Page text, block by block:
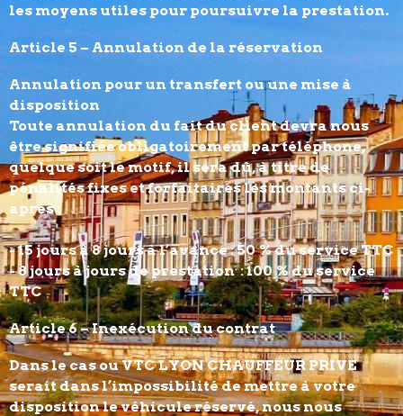
les moyens utiles pour poursuivre la prestation.
Article 5 – Annulation de la réservation
Annulation pour un transfert ou une mise à
disposition
Toute annulation du fait du client devra nous
être signifiée obligatoirement par téléphone,
quelque soit le motif, il sera dû, à titre de
pénalités fixes et forfaitaires les montants ci-
après :
- 15 jours à 8 jours à l’avance : 50 % du service TTC
- 8 jours à jours de prestation : 100 % du service
TTC
Article 6 – Inexécution du contrat
Dans le cas ou VTC LYON CHAUFFEUR PRIVE
serait dans l’impossibilité de mettre à votre
disposition le véhicule réservé, nous nous